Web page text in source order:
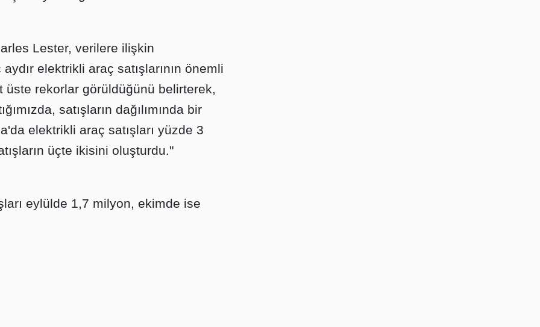
Lester, verilere ilişkin
elektrikli araç satışlarının önemli
rekorlar görüldüğünü belirterek,
satışların dağılımında bir
elektrikli araç satışları yüzde 3
üçte ikisini oluşturdu."
eylülde 1,7 milyon, ekimde ise